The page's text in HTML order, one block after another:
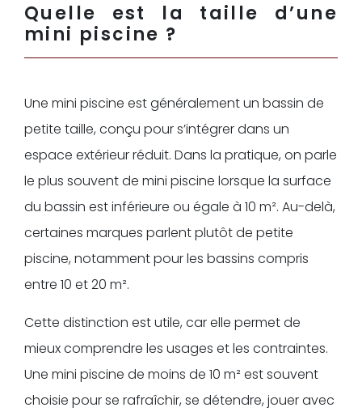
Quelle est la taille d’une
mini piscine ?
Une mini piscine est généralement un bassin de
petite taille, conçu pour s’intégrer dans un
espace extérieur réduit. Dans la pratique, on parle
le plus souvent de mini piscine lorsque la surface
du bassin est inférieure ou égale à 10 m². Au-delà,
certaines marques parlent plutôt de petite
piscine, notamment pour les bassins compris
entre 10 et 20 m².
Cette distinction est utile, car elle permet de
mieux comprendre les usages et les contraintes.
Une mini piscine de moins de 10 m² est souvent
choisie pour se rafraîchir, se détendre, jouer avec